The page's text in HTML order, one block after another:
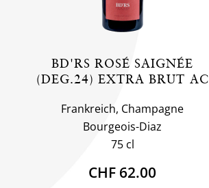
BD'RS ROSÉ SAIGNÉE
(DEG.24) EXTRA BRUT AC
Frankreich, Champagne
Bourgeois-Diaz
75 cl
CHF 62.00